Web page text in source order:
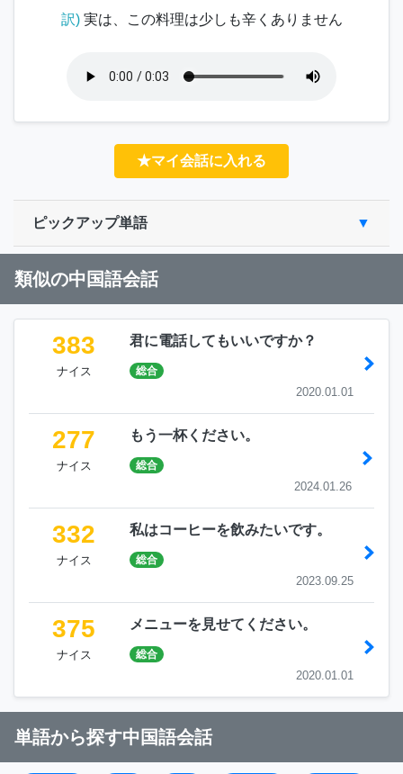
訳)実は、この料理は少しも辛くありません
★マイ会話に入れる
ピックアップ単語
類似の中国語会話
383
ナイス
君に電話してもいいですか？
総合
2020.01.01
277
ナイス
もう一杯ください。
総合
2024.01.26
332
ナイス
私はコーヒーを飲みたいです。
総合
2023.09.25
375
ナイス
メニューを見せてください。
総合
2020.01.01
単語から探す中国語会話